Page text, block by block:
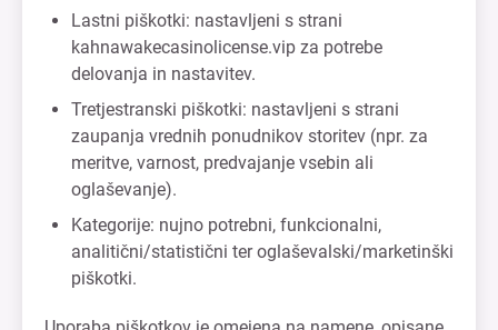
Lastni piškotki: nastavljeni s strani
kahnawakecasinolicense.vip za potrebe
delovanja in nastavitev.
Tretjestranski piškotki: nastavljeni s strani
zaupanja vrednih ponudnikov storitev (npr. za
meritve, varnost, predvajanje vsebin ali
oglaševanje).
Kategorije: nujno potrebni, funkcionalni,
analitični/statistični ter oglaševalski/marketinški
piškotki.